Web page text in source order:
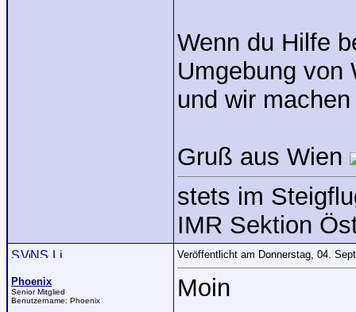
Wenn du Hilfe
Umgebung von
und wir
Gruß aus Wien
stets im
IMR Sektion
Phoenix
Senior Mitglied
Benutzername: Phoenix
Veröffentlicht am Donnerstag, 04.
Moin